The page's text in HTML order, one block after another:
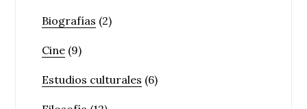
Biografías (2)
Cine (9)
Estudios culturales (6)